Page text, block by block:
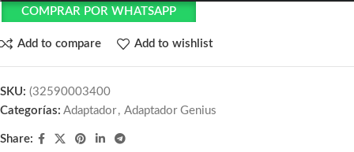
COMPRAR POR WHATSAPP
Add to compare Add to wishlist
SKU: (32590003400
Categorías: Adaptador , Adaptador Genius
Share: